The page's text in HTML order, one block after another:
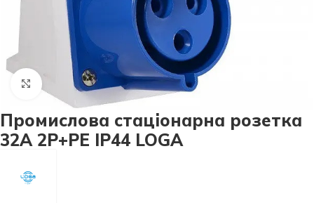
Натисніть, щоб збільшити
Промислова стаціонарна розетка
32А 2Р+PE IP44 LOGA